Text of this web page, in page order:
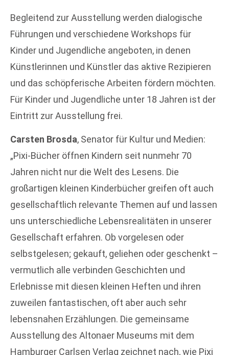
Begleitend zur Ausstellung werden dialogische
Führungen und verschiedene Workshops für
Kinder und Jugendliche angeboten, in denen
Künstlerinnen und Künstler das aktive Rezipieren
und das schöpferische Arbeiten fördern möchten.
Für Kinder und Jugendliche unter 18 Jahren ist der
Eintritt zur Ausstellung frei.
Carsten Brosda, Senator für Kultur und Medien:
„Pixi-Bücher öffnen Kindern seit nunmehr 70
Jahren nicht nur die Welt des Lesens. Die
großartigen kleinen Kinderbücher greifen oft auch
gesellschaftlich relevante Themen auf und lassen
uns unterschiedliche Lebensrealitäten in unserer
Gesellschaft erfahren. Ob vorgelesen oder
selbstgelesen; gekauft, geliehen oder geschenkt –
vermutlich alle verbinden Geschichten und
Erlebnisse mit diesen kleinen Heften und ihren
zuweilen fantastischen, oft aber auch sehr
lebensnahen Erzählungen. Die gemeinsame
Ausstellung des Altonaer Museums mit dem
Hamburger Carlsen Verlag zeichnet nach, wie Pixi